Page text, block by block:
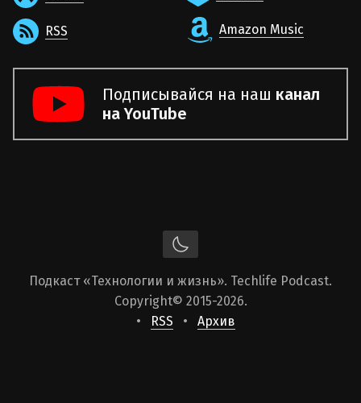
RSS Amazon Music
Подписывайся на наш канал
на YouTube
Подкаст «Технологии и жизнь». Techlife Podcast.
Copyright© 2015-2026.
RSS
Архив